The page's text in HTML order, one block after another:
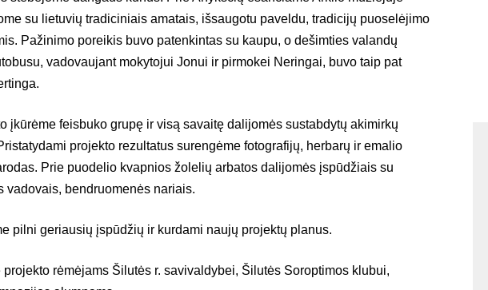
su lietuvių tradiciniais amatais, išsaugotu paveldu, tradicijų puoselėjimo
Pažinimo poreikis buvo patenkintas su kaupu, o dešimties valandų
vadovaujant mokytojui Jonui ir pirmokei Neringai, buvo taip pat
įkūrėme feisbuko grupę ir visą savaitę dalijomės sustabdytų akimirkų
projekto rezultatus surengėme fotografijų, herbarų ir emalio
Prie puodelio kvapnios žolelių arbatos dalijomės įspūdžiais su
vadovais, bendruomenės nariais.
pilni geriausių įspūdžių ir kurdami naujų projektų planus.
projekto rėmėjams Šilutės r. savivaldybei, Šilutės Soroptimos klubui,